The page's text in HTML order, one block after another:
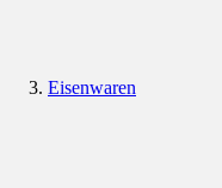
Eisenwaren